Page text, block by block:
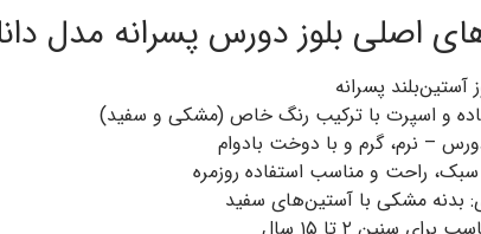
اصلی بلوز دورس پسرانه مدل
آستین‌بلند پسرانه
و اسپرت با ترکیب رنگ خاص (مشکی و سفید)
– نرم، گرم و با دوخت بادوام
راحت و مناسب استفاده روزمره
بدنه مشکی با آستین‌های سفید